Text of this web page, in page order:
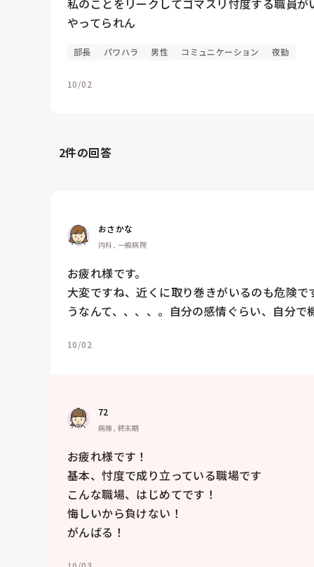
私のことをリークしてゴマスリ忖度する職員が
やってられん
部長 パワハラ 男性 コミュニケーション 夜勤
10/02
2件の回答
おさかな
内科, 一般病院
お疲れ様です。
大変ですね、近くに取り巻きがいるのも危険
うなんて、、、、。自分の感情ぐらい、自分で
10/02
72
病棟, 終末期
お疲れ様です！
基本、忖度で成り立っている職場です
こんな職場、はじめてです！
悔しいから負けない！
がんばる！